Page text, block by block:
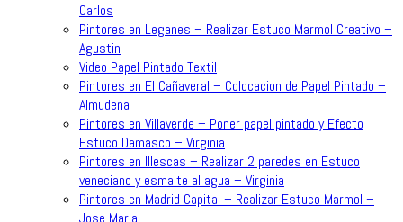
Carlos
Pintores en Leganes – Realizar Estuco Marmol Creativo –
Agustin
Video Papel Pintado Textil
Pintores en El Cañaveral – Colocacion de Papel Pintado –
Almudena
Pintores en Villaverde – Poner papel pintado y Efecto
Estuco Damasco – Virginia
Pintores en Illescas – Realizar 2 paredes en Estuco
veneciano y esmalte al agua – Virginia
Pintores en Madrid Capital – Realizar Estuco Marmol –
Jose Maria